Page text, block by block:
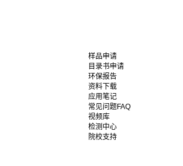
样品申请
目录书申请
环保报告
资料下载
应用笔记
常见问题FAQ
视频库
检测中心
院校支持